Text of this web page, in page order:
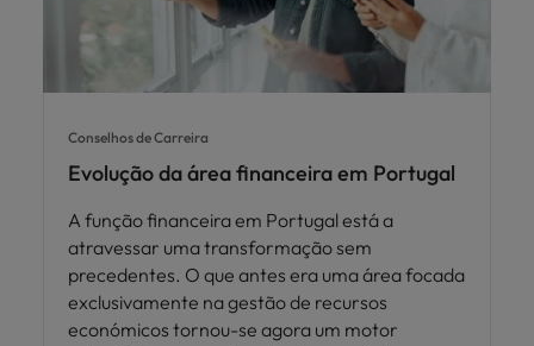
Conselhos de Carreira
Evolução da área financeira em Portugal
A função financeira em Portugal está a
atravessar uma transformação sem
precedentes. O que antes era uma área focada
exclusivamente na gestão de recursos
económicos tornou-se agora um motor